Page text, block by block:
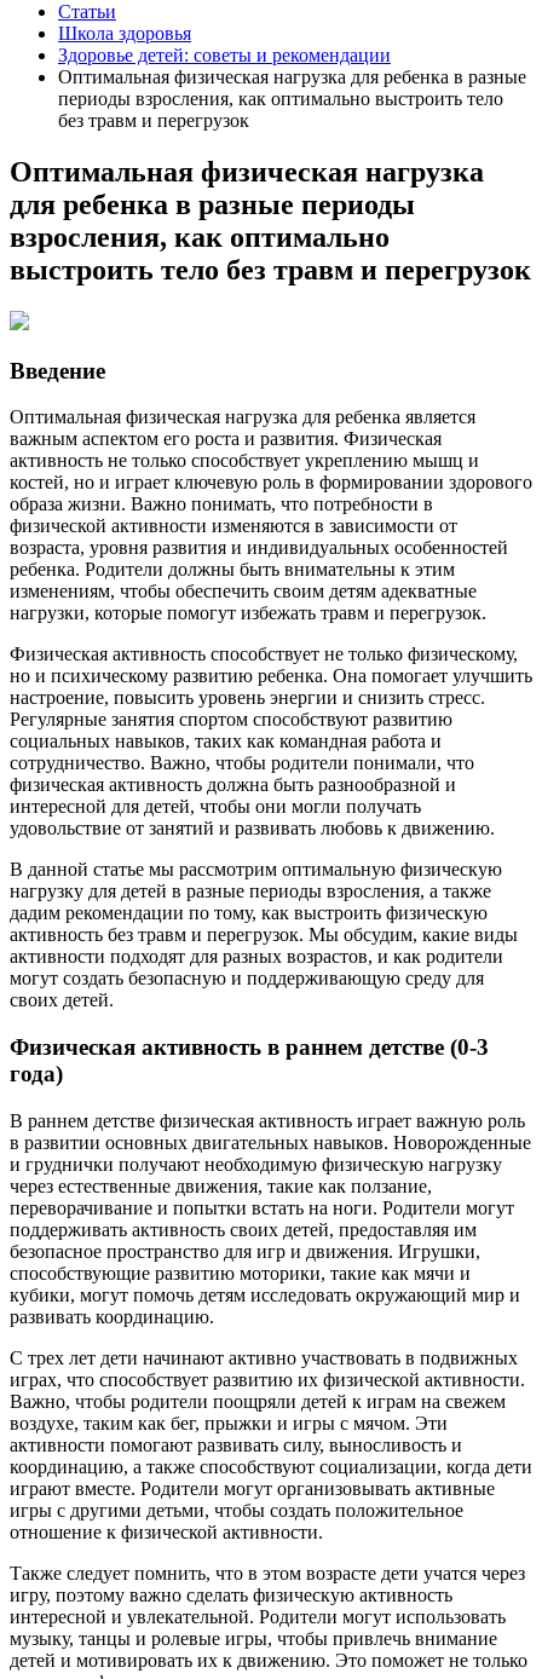
Статьи
Школа здоровья
Здоровье детей: советы и рекомендации
Оптимальная физическая нагрузка для ребенка в разные
периоды взросления, как оптимально выстроить тело
без травм и перегрузок
Оптимальная физическая нагрузка
для ребенка в разные периоды
взросления, как оптимально
выстроить тело без травм и перегрузок
Введение
Оптимальная физическая нагрузка для ребенка является
важным аспектом его роста и развития. Физическая
активность не только способствует укреплению мышц и
костей, но и играет ключевую роль в формировании здорового
образа жизни. Важно понимать, что потребности в
физической активности изменяются в зависимости от
возраста, уровня развития и индивидуальных особенностей
ребенка. Родители должны быть внимательны к этим
изменениям, чтобы обеспечить своим детям адекватные
нагрузки, которые помогут избежать травм и перегрузок.
Физическая активность способствует не только физическому,
но и психическому развитию ребенка. Она помогает улучшить
настроение, повысить уровень энергии и снизить стресс.
Регулярные занятия спортом способствуют развитию
социальных навыков, таких как командная работа и
сотрудничество. Важно, чтобы родители понимали, что
физическая активность должна быть разнообразной и
интересной для детей, чтобы они могли получать
удовольствие от занятий и развивать любовь к движению.
В данной статье мы рассмотрим оптимальную физическую
нагрузку для детей в разные периоды взросления, а также
дадим рекомендации по тому, как выстроить физическую
активность без травм и перегрузок. Мы обсудим, какие виды
активности подходят для разных возрастов, и как родители
могут создать безопасную и поддерживающую среду для
своих детей.
Физическая активность в раннем детстве (0-3
года)
В раннем детстве физическая активность играет важную роль
в развитии основных двигательных навыков. Новорожденные
и груднички получают необходимую физическую нагрузку
через естественные движения, такие как ползание,
переворачивание и попытки встать на ноги. Родители могут
поддерживать активность своих детей, предоставляя им
безопасное пространство для игр и движения. Игрушки,
способствующие развитию моторики, такие как мячи и
кубики, могут помочь детям исследовать окружающий мир и
развивать координацию.
С трех лет дети начинают активно участвовать в подвижных
играх, что способствует развитию их физической активности.
Важно, чтобы родители поощряли детей к играм на свежем
воздухе, таким как бег, прыжки и игры с мячом. Эти
активности помогают развивать силу, выносливость и
координацию, а также способствуют социализации, когда дети
играют вместе. Родители могут организовывать активные
игры с другими детьми, чтобы создать положительное
отношение к физической активности.
Также следует помнить, что в этом возрасте дети учатся через
игру, поэтому важно сделать физическую активность
интересной и увлекательной. Родители могут использовать
музыку, танцы и ролевые игры, чтобы привлечь внимание
детей и мотивировать их к движению. Это поможет не только